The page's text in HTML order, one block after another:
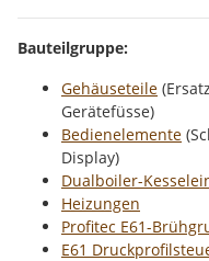
Bauteilgruppe:
Gehäuseteile
Gerätefüsse)
Bedienelemente
Display)
Dualboiler-
Heizungen
Profitec E61-
E61